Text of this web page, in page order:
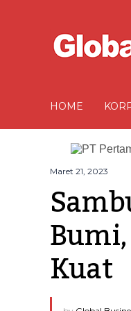
HOME
Maret 21, 2023
Kuat